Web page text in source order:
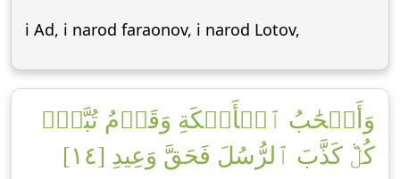
i Ad, i narod faraonov, i narod Lotov,
وَأَصۡحَٰبُ ٱلۡأَيۡكَةِ وَقَوۡمُ تُبَّعٖۚ
كُلّٞ كَذَّبَ ٱلرُّسُلَ فَحَقَّ وَعِيدِ [١٤]